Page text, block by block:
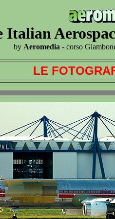
Italian
by Aeromedia - corso
LE